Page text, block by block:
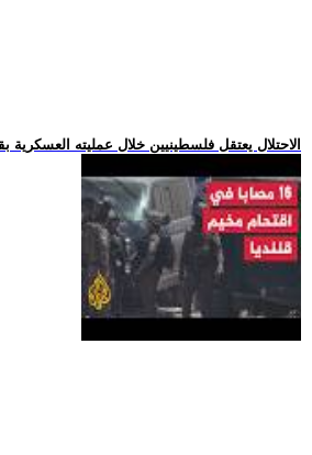
.. الاحتلال يعتقل فلسطينيين خلال عمليته العسكرية